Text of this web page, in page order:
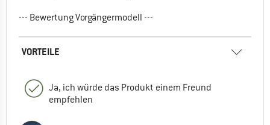
--- Bewertung Vorgängermodell ---
VORTEILE
Ja, ich würde das Produkt einem Freund
empfehlen